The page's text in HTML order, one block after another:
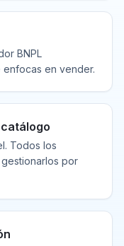
BNPL
enfocas en vender.
Todos los
por